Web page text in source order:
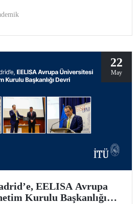
22
May
EELISA Avrupa
Kurulu Başkanlığı